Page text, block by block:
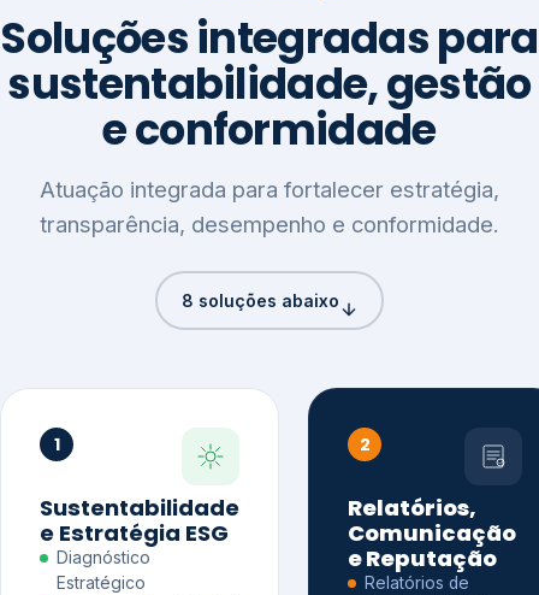
Soluções integradas para
sustentabilidade, gestão
e conformidade
Atuação integrada para fortalecer estratégia,
transparência, desempenho e conformidade.
8 soluções abaixo
1
Sustentabilidade
e Estratégia ESG
Diagnóstico
Estratégico
2
Relatórios,
Comunicação
e Reputação
Relatórios de